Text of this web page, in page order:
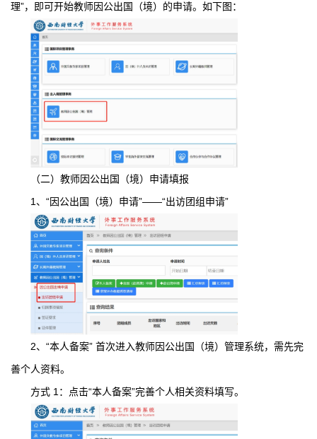
理”，即可开始教师因公出国（境）的申请。如下图：
（二）教师因公出国（境）申请填报
1、“因公出国（境）申请”——“出访团组申请”
2、“本人备案” 首次进入教师因公出国（境）管理系统，需先完
善个人资料。
方式 1：点击“本人备案”完善个人相关资料填写。